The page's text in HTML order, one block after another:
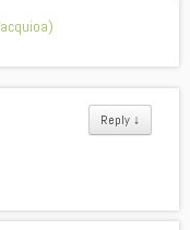
Reply ↓